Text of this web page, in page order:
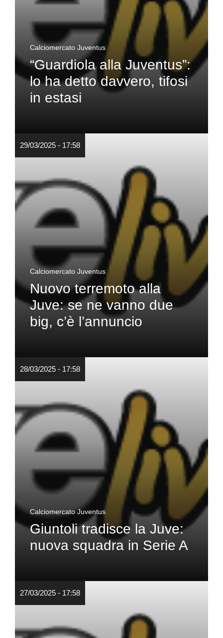
Calciomercato Juventus
“Guardiola alla Juventus”:
lo ha detto davvero, tifosi
in estasi
29/03/2025 - 17:58
Calciomercato Juventus
Nuovo terremoto alla
Juve: se ne vanno due
big, c’è l’annuncio
28/03/2025 - 17:58
Calciomercato Juventus
Giuntoli tradisce la Juve:
nuova squadra in Serie A
27/03/2025 - 17:58